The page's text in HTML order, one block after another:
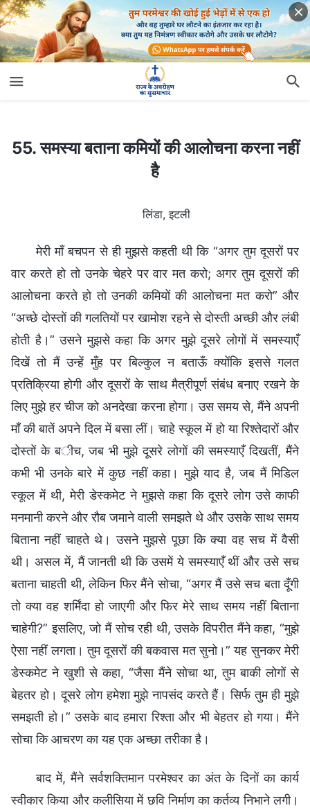
55. समस्या बताना कमियों की आलोचना करना नहीं है
55. समस्या बताना कमियों की आलोचना करना नहीं
है
लिंडा, इटली
मेरी माँ बचपन से ही मुझसे कहती थी कि “अगर तुम दूसरों पर
वार करते हो तो उनके चेहरे पर वार मत करो; अगर तुम दूसरों की
आलोचना करते हो तो उनकी कमियों की आलोचना मत करो” और
“अच्छे दोस्तों की गलतियों पर खामोश रहने से दोस्ती अच्छी और लंबी
होती है।” उसने मुझसे कहा कि अगर मुझे दूसरे लोगों में समस्याएँ
दिखें तो मैं उन्हें मुँह पर बिल्कुल न बताऊँ क्योंकि इससे गलत
प्रतिक्रिया होगी और दूसरों के साथ मैत्रीपूर्ण संबंध बनाए रखने के
लिए मुझे हर चीज को अनदेखा करना होगा। उस समय से, मैंने अपनी
माँ की बातें अपने दिल में बसा लीं। चाहे स्कूल में हो या रिश्तेदारों और
दोस्तों के बीच, जब भी मुझे दूसरे लोगों की समस्याएँ दिखतीं, मैंने
कभी भी उनके बारे में कुछ नहीं कहा। मुझे याद है, जब मैं मिडिल
स्कूल में थी, मेरी डेस्कमेट ने मुझसे कहा कि दूसरे लोग उसे काफी
मनमानी करने और रौब जमाने वाली समझते थे और उसके साथ समय
बिताना नहीं चाहते थे। उसने मुझसे पूछा कि क्या वह सच में वैसी
थी। असल में, मैं जानती थी कि उसमें ये समस्याएँ थीं और उसे सच
बताना चाहती थी, लेकिन फिर मैंने सोचा, “अगर मैं उसे सच बता दूँगी
तो क्या वह शर्मिंदा हो जाएगी और फिर मेरे साथ समय नहीं बिताना
चाहेगी?” इसलिए, जो मैं सोच रही थी, उसके विपरीत मैंने कहा, “मुझे
ऐसा नहीं लगता। तुम दूसरों की बकवास मत सुनो।” यह सुनकर मेरी
डेस्कमेट ने खुशी से कहा, “जैसा मैंने सोचा था, तुम बाकी लोगों से
बेहतर हो। दूसरे लोग हमेशा मुझे नापसंद करते हैं। सिर्फ तुम ही मुझे
समझती हो।” उसके बाद हमारा रिश्ता और भी बेहतर हो गया। मैंने
सोचा कि आचरण का यह एक अच्छा तरीका है।
बाद में, मैंने सर्वशक्तिमान परमेश्वर का अंत के दिनों का कार्य
स्वीकार किया और कलीसिया में छवि निर्माण का कर्तव्य निभाने लगी।